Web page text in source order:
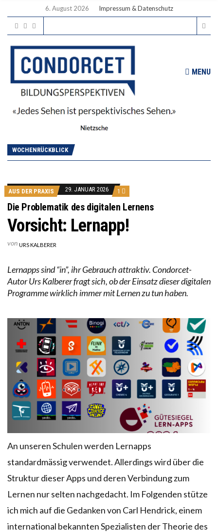
6. August 2026 Impressum & Datenschutz
MENU
WOCHENRÜCKBLICK
AUS DER PRAXIS 29. JANUAR 2026 1
Die Problematik des digitalen Lernens
Vorsicht: Lernapp!
von URS KALBERER
Lernapps sind “in”, ihr Gebrauch attraktiv. Condorcet-
Autor Urs Kalberer fragt sich, ob der Einsatz dieser digitalen
Programme wirklich immer mit Lernen zu tun haben.
An unseren Schulen werden Lernapps
standardmässig verwendet. Allerdings wird über die
Struktur dieser Apps und deren Verbindung zum
Lernen nur selten nachgedacht. Im Folgenden stütze
ich mich auf die Gedanken von Carl Hendrick, einem
international bekannten Spezialisten der Theorie des